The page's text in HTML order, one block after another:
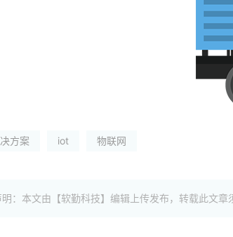
方案 iot 物联网
明：本文由【软勤科技】编辑上传发布，转载此文